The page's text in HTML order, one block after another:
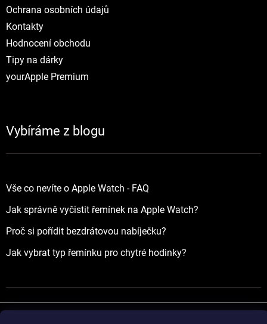
Ochrana osobních údajů
Kontakty
Hodnocení obchodu
Tipy na dárky
yourApple Premium
Vybíráme z blogu
Vše co nevíte o Apple Watch - FAQ
Jak správně vyčistit řemínek na Apple Watch?
Proč si pořídit bezdrátovou nabíječku?
Jak vybrat typ řemínku pro chytré hodinky?